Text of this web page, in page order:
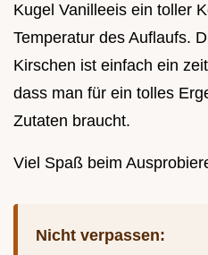
Kugel Vanilleeis ein toller
Temperatur des Auflaufs.
Kirschen ist einfach ein
dass man für ein tolles
Zutaten braucht.
Viel Spaß beim
Nicht verpassen: